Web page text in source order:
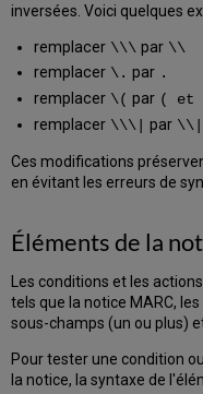
inversées. Voici quelques
remplacer \\\par \\
remplacer \. par .
remplacer \( par ( et
remplacer \\\| par \\|
Ces modifications
en évitant les erreurs de
Éléments de la
Les conditions et les
tels que la notice MARC,
sous-champs (un ou plus)
Pour tester une condition
la notice, la syntaxe de